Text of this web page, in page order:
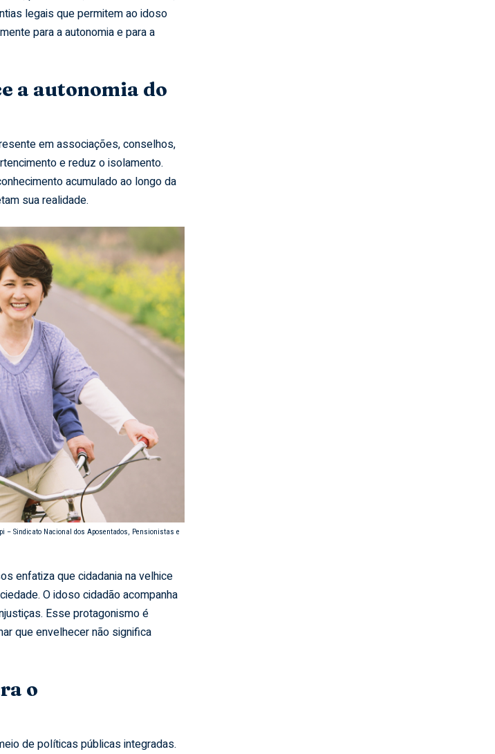
legais que permitem ao idoso
para a autonomia e para a
a autonomia do
em associações, conselhos,
e reduz o isolamento.
acumulado ao longo da
sua realidade.
– Sindicato Nacional dos Aposentados, Pensionistas e
enfatiza que cidadania na velhice
O idoso cidadão acompanha
Esse protagonismo é
que envelhecer não significa
o
de políticas públicas integradas.